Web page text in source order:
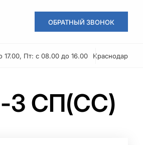
ОБРАТНЫЙ ЗВОНОК
Пт: с 08.00 до 16.00 Краснодар
З СП(СС)